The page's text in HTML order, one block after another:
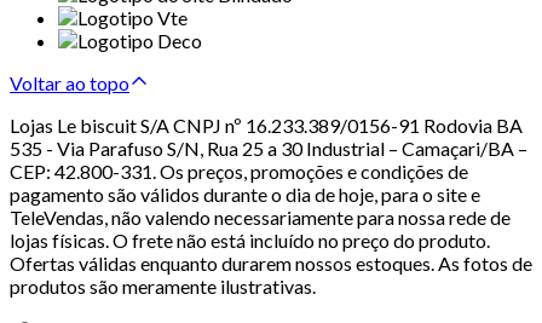
Voltar ao topo
Lojas Le biscuit S/A CNPJ nº 16.233.389/0156-91 Rodovia BA
535 - Via Parafuso S/N, Rua 25 a 30 Industrial – Camaçari/BA –
CEP: 42.800-331. Os preços, promoções e condições de
pagamento são válidos durante o dia de hoje, para o site e
TeleVendas, não valendo necessariamente para nossa rede de
lojas físicas. O frete não está incluído no preço do produto.
Ofertas válidas enquanto durarem nossos estoques. As fotos de
produtos são meramente ilustrativas.